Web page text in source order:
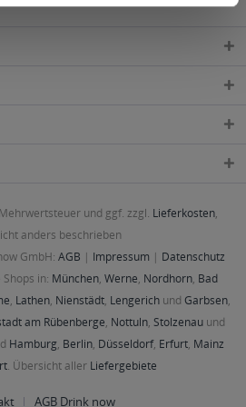
und ggf. zzgl. Lieferkosten,
anders beschrieben
GmbH: AGB | Impressum | Datenschutz
in: München, Werne, Nordhorn, Bad
, Lathen, Nienstädt, Lengerichund Garbsen,
am Rübenberge, Nottuln, Stolzenau und
Hamburg, Berlin, Düsseldorf, Erfurt, Mainz
. Übersicht aller Liefergebiete
AGB Drink now